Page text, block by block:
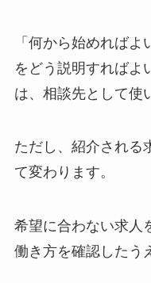
「何から始めれば
をどう説明すればよ
は、相談先として使
ただし、紹介される
て変わります。
希望に合わない求人
働き方を確認したう